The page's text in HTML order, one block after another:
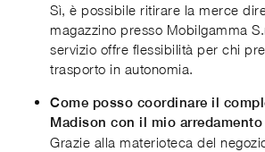
Sì, è possibile ritirare la merce
magazzino presso Mobilgamma
servizio offre flessibilità per chi
trasporto in autonomia.
Come posso coordinare il
Madison con il mio
Grazie alla materioteca del